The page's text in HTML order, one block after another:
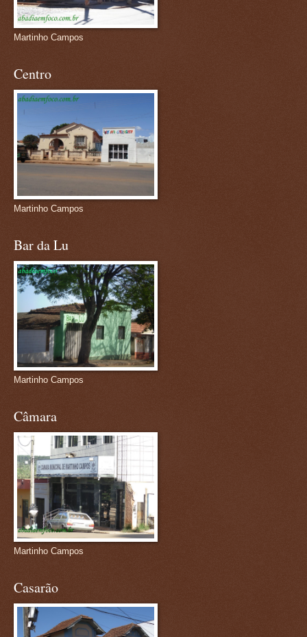
Martinho Campos
Centro
Martinho Campos
Bar da Lu
Martinho Campos
Câmara
Martinho Campos
Casarão